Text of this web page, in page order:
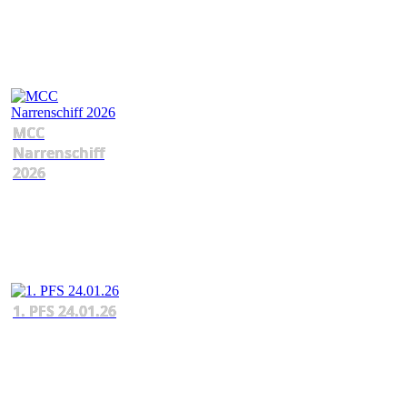
MCC
Narrenschiff
2026
1. PFS 24.01.26